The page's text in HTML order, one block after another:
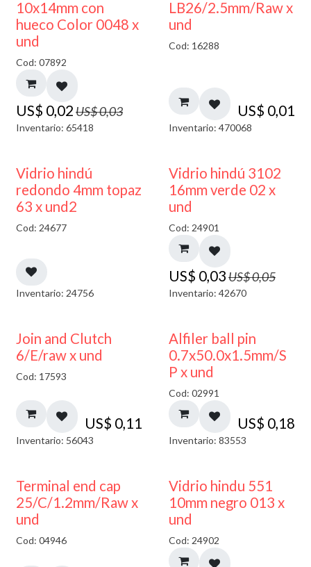
50% DESCUENTO
10x14mm con
hueco Color 0048 x
und
Cod: 07892
US$ 0,02US$0,03
Inventario: 65418
LB26/2.5mm/Raw x
und
Cod: 16288
US$ 0,01
Inventario: 470068
40% DESCUENTO
Vidrio hindú
redondo 4mm topaz
63 x und2
Cod: 24677
Inventario: 24756
40% DESCUENTO
Vidrio hindú 3102
16mm verde 02 x
und
Cod: 24901
US$ 0,03US$0,05
Inventario: 42670
Join and Clutch
6/E/raw x und
Cod: 17593
US$ 0,11
Inventario: 56043
Alfiler ball pin
0.7x50.0x1.5mm/S
P x und
Cod: 02991
US$ 0,18
Inventario: 83553
Terminal end cap
25/C/1.2mm/Raw x
und
Cod: 04946 40% DESCUENTO
Vidrio hindu 551
10mm negro 013 x
und
Cod: 24902